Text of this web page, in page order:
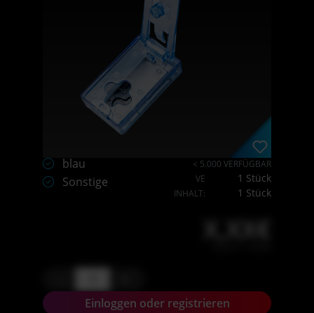
blau
Sonstige
< 5.000 VERFÜGBAR
VE
1 Stück
INHALT: 1 Stück
X,XX€
Einloggen oder registrieren